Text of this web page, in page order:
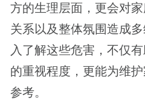
方的生理层面，更会对
关系以及整体氛围造成
入了解这些危害，不仅
的重视程度，更能为维
参考。